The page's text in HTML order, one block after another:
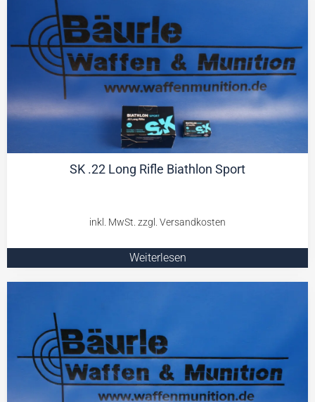
SK .22 Long Rifle Biathlon Sport
Weiterlesen